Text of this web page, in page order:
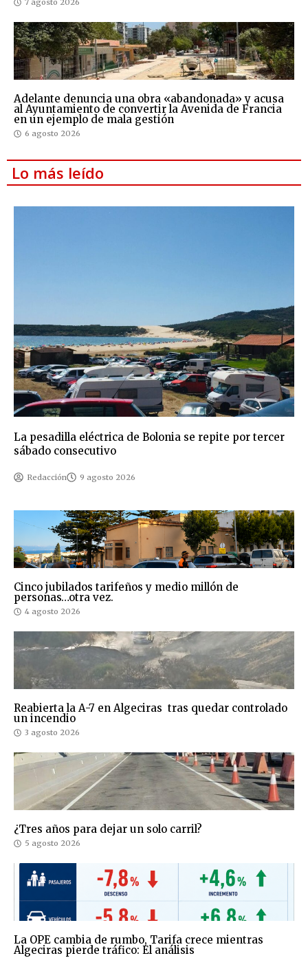
7 agosto 2026
Adelante denuncia una obra «abandonada» y acusa
al Ayuntamiento de convertir la Avenida de Francia
en un ejemplo de mala gestión
6 agosto 2026
Lo más leído
La pesadilla eléctrica de Bolonia se repite por tercer
sábado consecutivo
Redacción 9 agosto 2026
Cinco jubilados tarifeños y medio millón de
personas…otra vez.
4 agosto 2026
Reabierta la A-7 en Algeciras tras quedar controlado
un incendio
3 agosto 2026
¿Tres años para dejar un solo carril?
5 agosto 2026
La OPE cambia de rumbo, Tarifa crece mientras
Algeciras pierde tráfico: El análisis